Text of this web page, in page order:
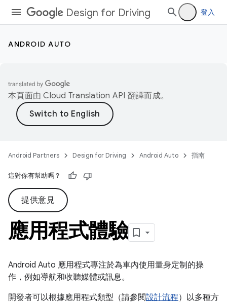
Design for Driving 登入
ANDROID AUTO
本頁面由Cloud Translation API 翻譯而成。
Android Partners Design for Driving Android Auto 指南
這對你有幫助嗎？
提供意見
應用程式體驗
Android Auto 應用程式專注於為車內使用量身定制的操
作，例如導航和收聽媒體或訊息。
開發者可以根據應用程式類型（請參閱設計流程）以多種方